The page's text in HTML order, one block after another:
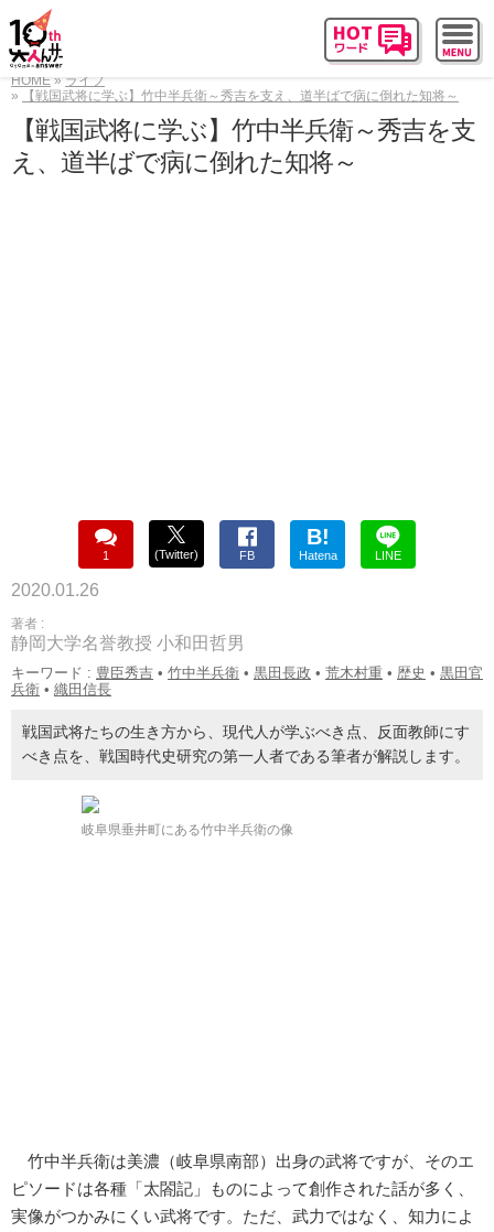
HOME
ライフ
【戦国武将に学ぶ】竹中半兵衛～秀吉を支え、道半ばで病に倒れた知将～
【戦国武将に学ぶ】竹中半兵衛～秀吉を支
え、道半ばで病に倒れた知将～
1 (Twitter) FB
B!
Hatena LINE
2020.01.26
著者 :
静岡大学名誉教授 小和田哲男
キーワード : 豊臣秀吉 • 竹中半兵衛 • 黒田長政 • 荒木村重 • 歴史 • 黒田官
兵衛 • 織田信長
戦国武将たちの生き方から、現代人が学ぶべき点、反面教師にす
べき点を、戦国時代史研究の第一人者である筆者が解説します。
岐阜県垂井町にある竹中半兵衛の像
竹中半兵衛は美濃（岐阜県南部）出身の武将ですが、そのエ
ピソードは各種「太閤記」ものによって創作された話が多く、
実像がつかみにくい武将です。ただ、武力ではなく、知力によ